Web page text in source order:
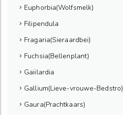
Euphorbia(Wolfsmelk)
Filipendula
Fragaria(Sieraardbei)
Fuchsia(Bellenplant)
Gaiilardia
Gallium(Lieve-vrouwe-Bedstro)
Gaura(Prachtkaars)